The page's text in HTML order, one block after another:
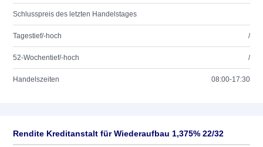
Schlusspreis des letzten Handelstages
Tagestief/-hoch /
52-Wochentief/-hoch /
Handelszeiten 08:00-17:30
Rendite Kreditanstalt für Wiederaufbau 1,375% 22/32